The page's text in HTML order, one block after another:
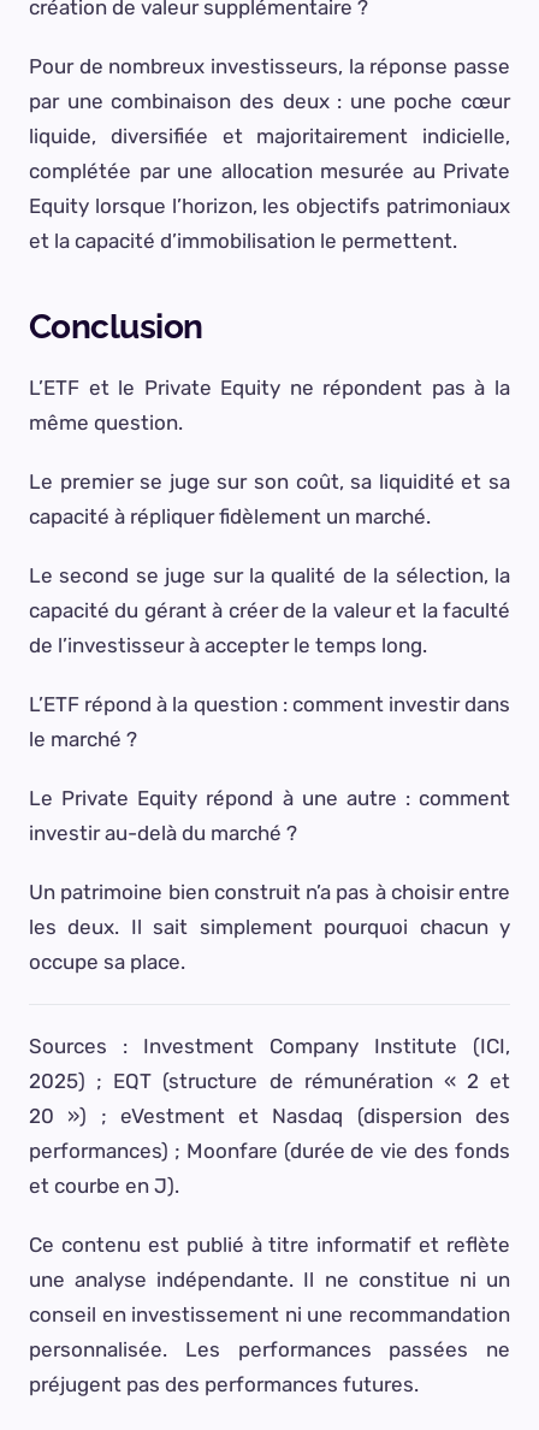
création de valeur supplémentaire ?
Pour de nombreux investisseurs, la réponse passe
par une combinaison des deux : une poche cœur
liquide, diversifiée et majoritairement indicielle,
complétée par une allocation mesurée au Private
Equity lorsque l’horizon, les objectifs patrimoniaux
et la capacité d’immobilisation le permettent.
Conclusion
L’ETF et le Private Equity ne répondent pas à la
même question.
Le premier se juge sur son coût, sa liquidité et sa
capacité à répliquer fidèlement un marché.
Le second se juge sur la qualité de la sélection, la
capacité du gérant à créer de la valeur et la faculté
de l’investisseur à accepter le temps long.
L’ETF répond à la question : comment investir dans
le marché ?
Le Private Equity répond à une autre : comment
investir au-delà du marché ?
Un patrimoine bien construit n’a pas à choisir entre
les deux. Il sait simplement pourquoi chacun y
occupe sa place.
Sources : Investment Company Institute (ICI,
2025) ; EQT (structure de rémunération « 2 et
20 ») ; eVestment et Nasdaq (dispersion des
performances) ; Moonfare (durée de vie des fonds
et courbe en J).
Ce contenu est publié à titre informatif et reflète
une analyse indépendante. Il ne constitue ni un
conseil en investissement ni une recommandation
personnalisée. Les performances passées ne
préjugent pas des performances futures.